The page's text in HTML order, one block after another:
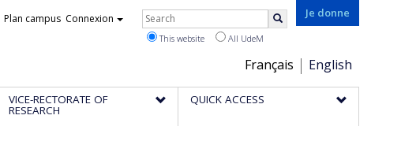
Je donne
Choix
de
la
Français English
Plan campus Connexion Rechercher
This website All UdeM
VICE-RECTORATE OF
RESEARCH
QUICK ACCESS